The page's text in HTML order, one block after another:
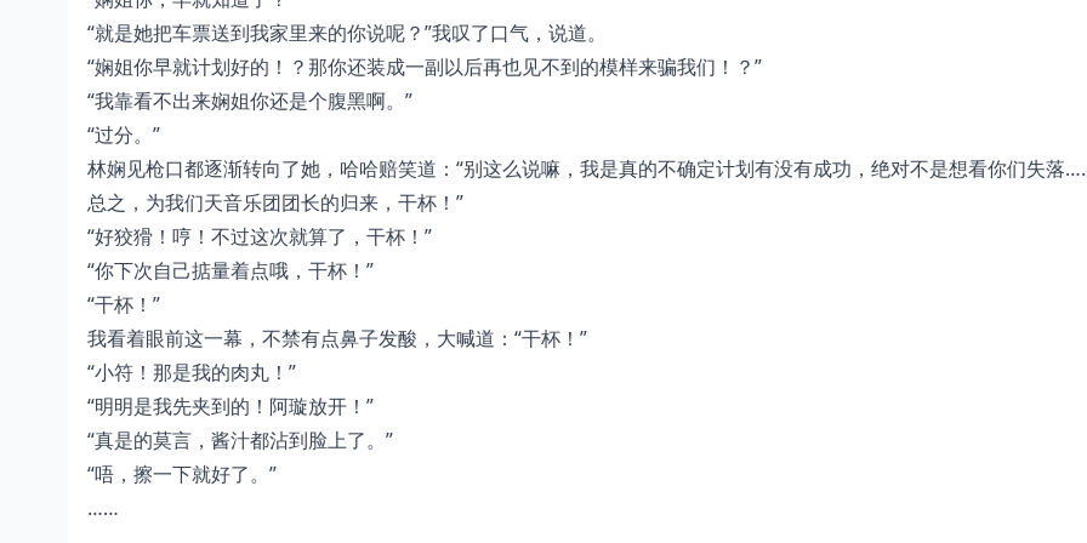
“就是她把车票送到我家里来的你说呢？”我叹了口气，说道。
“娴姐你早就计划好的！？那你还装成一副以后再也见不到的模样来骗我们！？”
“我靠看不出来娴姐你还是个腹黑啊。”
“过分。”
林娴见枪口都逐渐转向了她，哈哈赔笑道：“别这么说嘛，我是真的不确定计划有没有成功，绝对不是想看你们失落
总之，为我们天音乐团团长的归来，干杯！”
“好狡猾！哼！不过这次就算了，干杯！”
“你下次自己掂量着点哦，干杯！”
“干杯！”
我看着眼前这一幕，不禁有点鼻子发酸，大喊道：“干杯！”
“小符！那是我的肉丸！”
“明明是我先夹到的！阿璇放开！”
“真是的莫言，酱汁都沾到脸上了。”
“唔，擦一下就好了。”
……